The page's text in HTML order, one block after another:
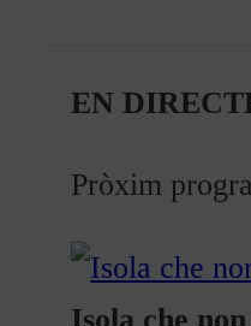
EN
Pròxim